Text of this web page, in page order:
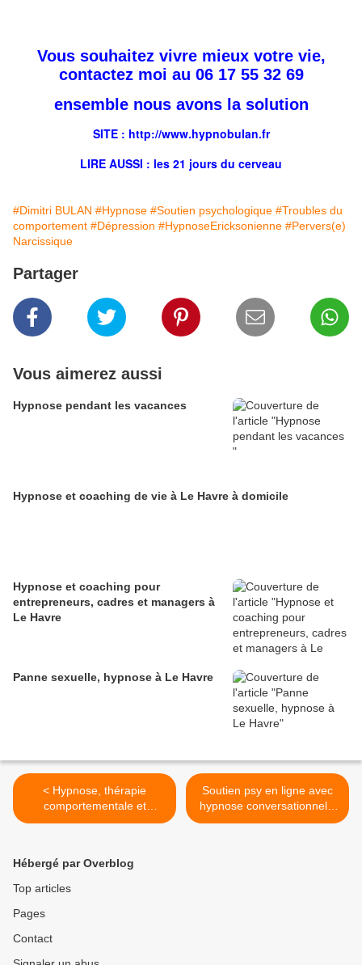
Vous souhaitez vivre mieux votre vie,
contactez moi au 06 17 55 32 69
ensemble nous avons la solution
SITE : http://www.hypnobulan.fr
LIRE AUSSI : les 21 jours du cerveau
#Dimitri BULAN #Hypnose #Soutien psychologique #Troubles du
comportement #Dépression #HypnoseEricksonienne #Pervers(e)
Narcissique
Partager
Vous aimerez aussi
Hypnose pendant les vacances
Hypnose et coaching de vie à Le Havre à domicile
Hypnose et coaching pour
entrepreneurs, cadres et managers à
Le Havre
Panne sexuelle, hypnose à Le Havre
< Hypnose, thérapie
comportementale et
cognitive face au burn out
Soutien psy en ligne avec
hypnose conversationnelle
>
Hébergé par Overblog
Top articles
Pages
Contact